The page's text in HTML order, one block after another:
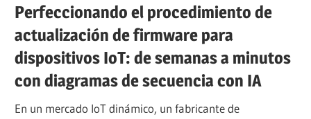
Perfeccionando el procedimiento de
actualización de firmware para
dispositivos IoT: de semanas a minutos
con diagramas de secuencia con IA
En un mercado IoT dinámico, un fabricante de